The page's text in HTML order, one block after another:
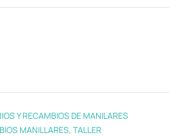
Y RECAMBIOS DE MANILARES
MANILLARES, TALLER